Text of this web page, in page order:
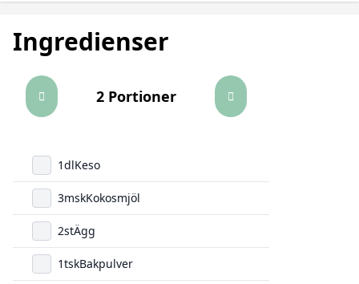
Ingredienser
2 Portioner
1dlKeso
3mskKokosmjöl
2stÄgg
1tskBakpulver